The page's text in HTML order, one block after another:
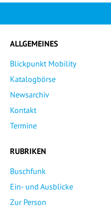
ALLGEMEINES
Blickpunkt Mobility
Katalogbörse
Newsarchiv
Kontakt
Termine
RUBRIKEN
Buschfunk
Ein- und Ausblicke
Zur Person